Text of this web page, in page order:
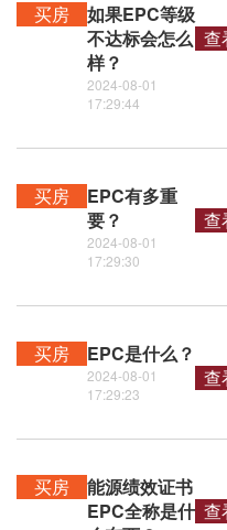
买房
如果EPC等级
不达标会怎么
样？
2024-08-01
17:29:44
查
买房
EPC有多重
要？
2024-08-01
17:29:30
查
买房 EPC是什么？
2024-08-01
17:29:23
查
买房
能源绩效证书
EPC全称是什 查